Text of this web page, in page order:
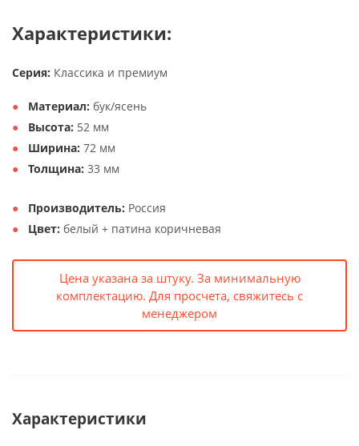
Характеристики:
Серия: Классика и премиум
Материал: бук/ясень
Высота: 52 мм
Ширина: 72 мм
Толщина: 33 мм
Производитель: Россия
Цвет: белый + патина коричневая
Цена указана за штуку. За минимальную
комплектацию. Для просчета, свяжитесь с
менеджером
Характеристики